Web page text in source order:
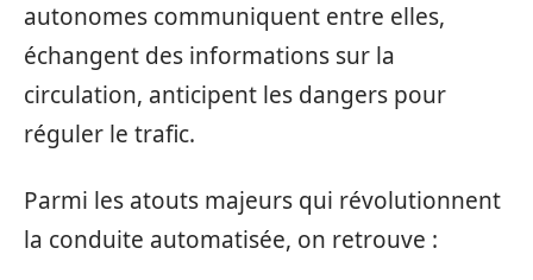
autonomes communiquent entre elles,
échangent des informations sur la
circulation, anticipent les dangers pour
réguler le trafic.
Parmi les atouts majeurs qui révolutionnent
la conduite automatisée, on retrouve :